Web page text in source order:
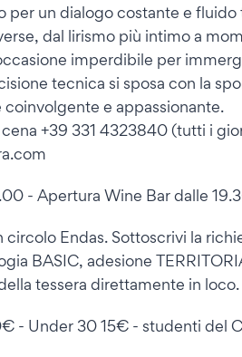
per un dialogo costante e
dal lirismo più intimo a
imperdibile per
tecnica si sposa con la
coinvolgente e appassionante.
+39 331 4323840 (tutti i
- Apertura Wine Bar dalle
circolo Endas. Sottoscrivi la
BASIC, adesione
tessera direttamente in loco.
- Under 30 15€ - studenti del